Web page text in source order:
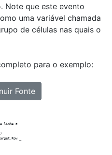
Note que este evento
uma variável chamada
de células nas quais o
para o exemplo:
Fonte
a linha e
_